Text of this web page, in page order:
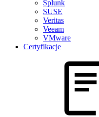
Splunk
SUSE
Veritas
Veeam
VMware
Certyfikacje